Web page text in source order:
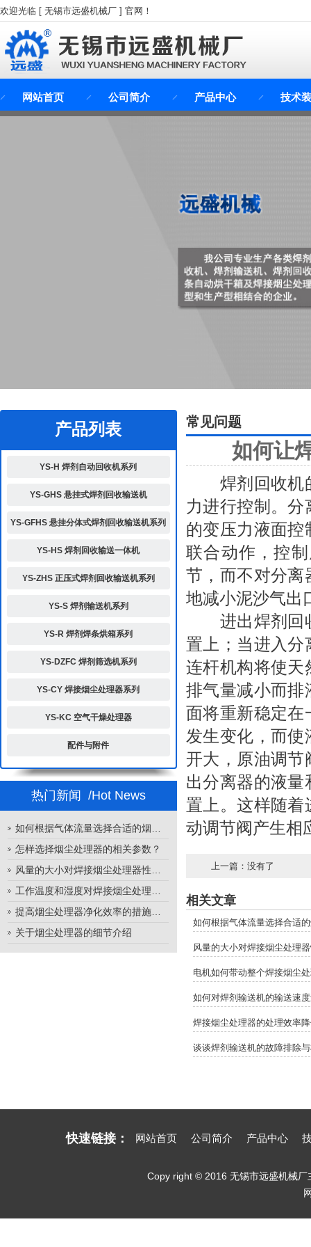
欢迎光临 [ 无锡市远盛机械厂 ] 官网！
网站首页 公司简介 产品中心 技术
产品列表
YS-H 焊剂自动回收机系列
YS-GHS 悬挂式焊剂回收输送机
YS-GFHS 悬挂分体式焊剂回收输送机系列
YS-HS 焊剂回收输送一体机
YS-ZHS 正压式焊剂回收输送机系列
YS-S 焊剂输送机系列
YS-R 焊剂焊条烘箱系列
YS-DZFC 焊剂筛选机系列
YS-CY 焊接烟尘处理器系列
YS-KC 空气干燥处理器
配件与附件
热门新闻 /Hot News
怎样选择烟尘处理器的相关参数？
关于烟尘处理器的细节介绍
常见问题
如何让
焊剂回收机的
力进行控制。
的变压力液面
联合动作，控
节，而不对分离
地减小泥沙气出
进出焊剂回
置上；当进入
连杆机构将使天
排气量减小而排
面将重新稳定在
发生变化，而
开大，原油调
出分离器的液
置上。这样随
动调节阀产生相
上一篇：没有了
相关文章
如何根据气体流量选择合适
风量的大小对焊接烟尘处理
电机如何带动整个焊接烟尘
如何对焊剂输送机的输送速
焊接烟尘处理器的处理效率
谈谈焊剂输送机的故障排除
快速链接： 网站首页 公司简介 产品中心
Copy right © 2016 无锡市远盛机械